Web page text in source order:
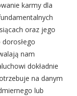
karmy dla
oraz jego
nam
dokładnie
na danym
lub